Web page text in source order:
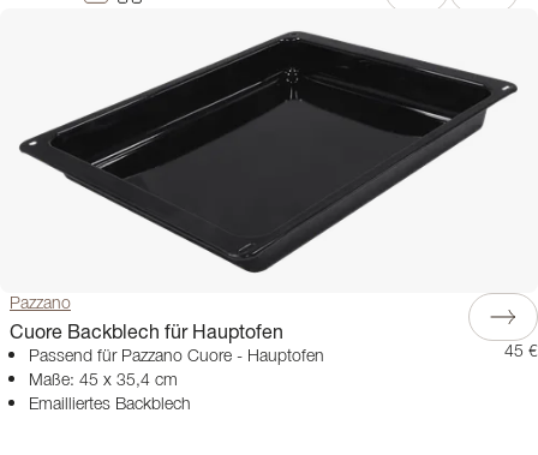
Wählen Sie zwischen unterschiedlichen Größen, Formen und
Oberflächen, passend für Ihren Ofen und Ihre Kochgewohnheiten – ob
Sie Gemüse rösten, Brot backen oder knusprige Pizzen zubereiten. Alle
Backbleche in unserem Sortiment sind leicht zu reinigen und für den
täglichen Gebrauch konzipiert.
Entdecken Sie unser komplettes Sortiment an Backblechen und Zubehör,
um Ihre Küche vielseitig und gut ausgestattet zu gestalten – bereit für alle
kulinarischen Abenteuer.
Pazzano
Cuore Backblech für Hauptofen
Passend für Pazzano Cuore - Hauptofen
Maße: 45 x 35,4 cm
Emailliertes Backblech
45 €